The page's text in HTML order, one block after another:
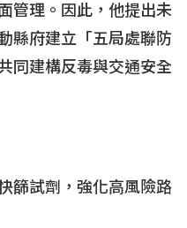
管理。因此，他提出未
縣府建立「五局處聯防
同建構反毒與交通安全
篩試劑，強化高風險路